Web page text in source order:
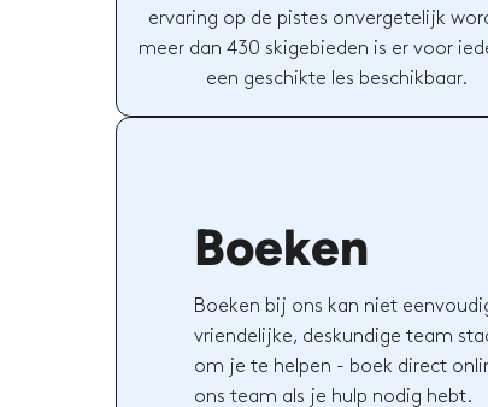
ervaring op de pistes onvergetelijk
meer dan 430 skigebieden is er voor
een geschikte les beschikbaar.
Boeken
Boeken bij ons kan niet
vriendelijke, deskundige team
om je te helpen - boek direct
ons team als je hulp nodig hebt.